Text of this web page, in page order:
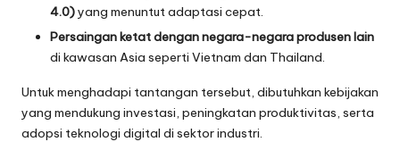
4.0)yang menuntut adaptasi cepat.
Persaingan ketat dengan negara-negara produsen lain
di kawasan Asia seperti Vietnam dan Thailand.
Untuk menghadapi tantangan tersebut, dibutuhkan kebijakan
yang mendukung investasi, peningkatan produktivitas, serta
adopsi teknologi digital di sektor industri.